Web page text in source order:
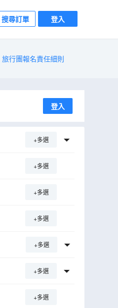
搜尋訂單 登入
旅行團報名責任細則
登入
+多選
+多選
+多選
+多選
+多選
+多選
+多選